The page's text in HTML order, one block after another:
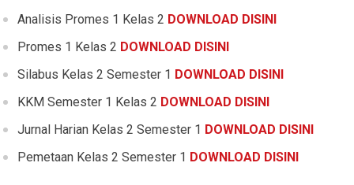
Analisis Promes 1 Kelas 2 DOWNLOAD DISINI
Promes 1 Kelas 2 DOWNLOAD DISINI
Silabus Kelas 2 Semester 1 DOWNLOAD DISINI
KKM Semester 1 Kelas 2 DOWNLOAD DISINI
Jurnal Harian Kelas 2 Semester 1 DOWNLOAD DISINI
Pemetaan Kelas 2 Semester 1 DOWNLOAD DISINI